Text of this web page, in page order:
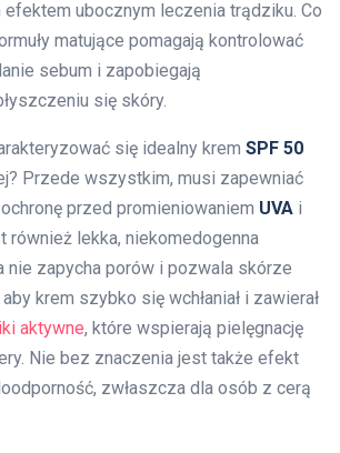
ubocznym leczenia trądziku. Co
matujące pomagają kontrolować
sebum i zapobiegają
się skóry.
się idealny krem SPF 50
Przede wszystkim, musi zapewniać
przed promieniowaniem UVA i
również lekka, niekomedogenna
nie zapycha porów i pozwala skórze
krem szybko się wchłaniał i zawierał
aktywne, które wspierają pielęgnację
Nie bez znaczenia jest także efekt
zwłaszcza dla osób z cerą